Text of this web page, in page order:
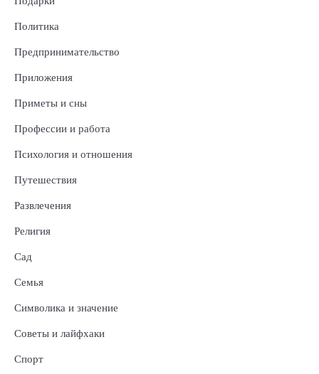
Политика
Предпринимательство
Приложения
Приметы и сны
Профессии и работа
Психология и отношения
Путешествия
Развлечения
Религия
Сад
Семья
Символика и значение
Советы и лайфхаки
Спорт